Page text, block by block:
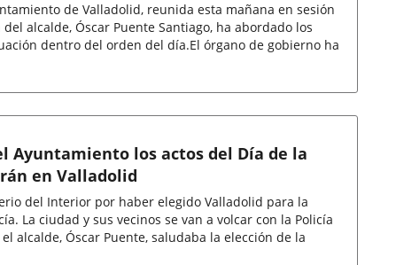
de Valladolid, reunida esta mañana en sesión
alcalde, Óscar Puente Santiago, ha abordado los
dentro del orden del día.El órgano de gobierno ha
Ayuntamiento los actos del Día de la
en Valladolid
del Interior por haber elegido Valladolid para la
La ciudad y sus vecinos se van a volcar con la Policía
alcalde, Óscar Puente, saludaba la elección de la